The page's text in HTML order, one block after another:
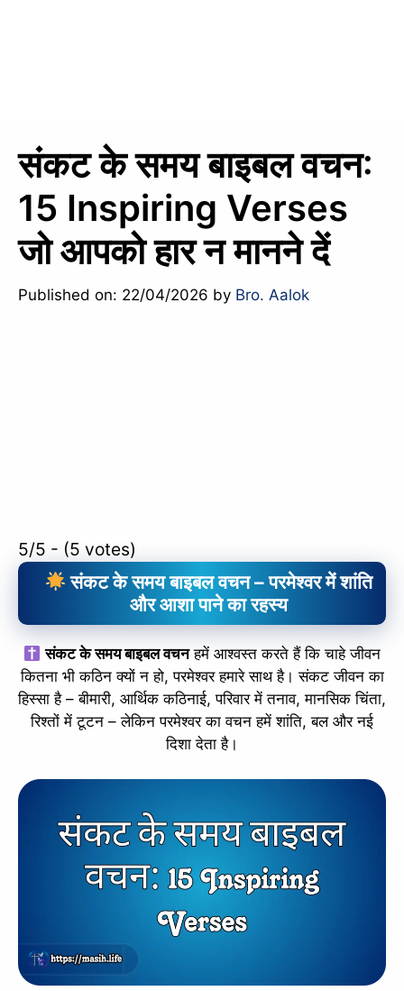
संकट के समय बाइबल वचन:
15 Inspiring Verses
जो आपको हार न मानने दें
Published on: 22/04/2026 by Bro. Aalok
5/5 - (5 votes)
संकट के समय बाइबल वचन – परमेश्वर में शांति
और आशा पाने का रहस्य
संकट के समय बाइबल वचनहमें आश्वस्त करते हैं कि चाहे जीवन
कितना भी कठिन क्यों न हो, परमेश्वर हमारे साथ है। संकट जीवन का
हिस्सा है – बीमारी, आर्थिक कठिनाई, परिवार में तनाव, मानसिक चिंता,
रिश्तों में टूटन – लेकिन परमेश्वर का वचन हमें शांति, बल और नई
दिशा देता है।